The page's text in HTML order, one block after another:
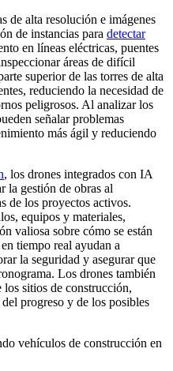
de alta resolución e imágenes
de instancias para detectar
en líneas eléctricas, puentes
áreas de difícil
superior de las torres de alta
reduciendo la necesidad de
peligrosos. Al analizar los
señalar problemas
más ágil y reduciendo
, los drones integrados con IA
la gestión de obras al
de los proyectos activos.
equipos y materiales,
valiosa sobre cómo se están
tiempo real ayudan a
la seguridad y asegurar que
Los drones también
los sitios de construcción,
progreso y de los posibles